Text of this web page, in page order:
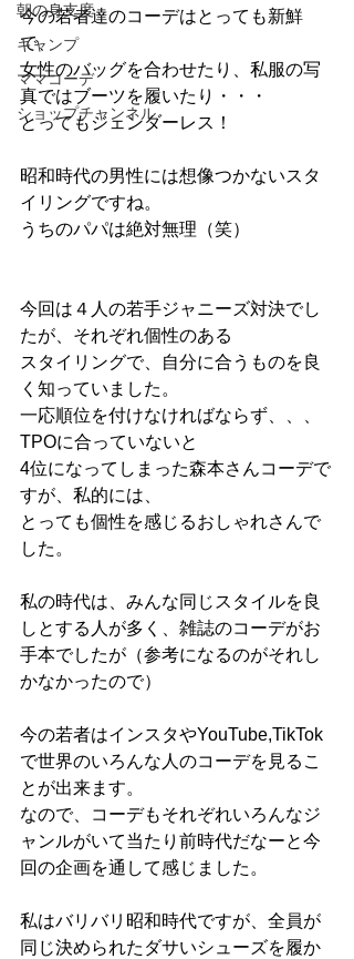
朝の身支度
キャンプ
ママコーデ
ショップチャンネル
今の若者達のコーデはとっても新鮮
で、
女性のバッグを合わせたり、私服の写
真ではブーツを履いたり・・・
とってもジェンダーレス！
昭和時代の男性には想像つかないスタ
イリングですね。
うちのパパは絶対無理（笑）
今回は４人の若手ジャニーズ対決でし
たが、それぞれ個性のある
スタイリングで、自分に合うものを良
く知っていました。
一応順位を付けなければならず、、、
TPOに合っていないと
4位になってしまった森本さんコーデで
すが、私的には、
とっても個性を感じるおしゃれさんで
した。
私の時代は、みんな同じスタイルを良
しとする人が多く、雑誌のコーデがお
手本でしたが（参考になるのがそれし
かなかったので）
今の若者はインスタやYouTube,TikTok
で世界のいろんな人のコーデを見るこ
とが出来ます。
なので、コーデもそれぞれいろんなジ
ャンルがいて当たり前時代だなーと今
回の企画を通して感じました。
私はバリバリ昭和時代ですが、全員が
同じ決められたダサいシューズを履か